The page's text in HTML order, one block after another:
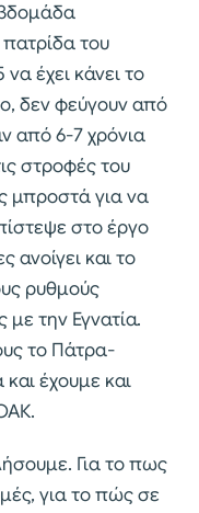
πατρίδα του
έχει κάνει το
δεν φεύγουν από
από 6-7 χρόνια
στροφές του
μπροστά για να
στο έργο
ανοίγει και το
ρυθμούς
την Εγνατία.
το Πάτρα-
έχουμε και
Για το πως
για το πώς σε